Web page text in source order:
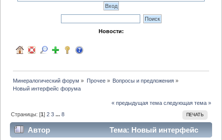
Новости:
Минералогический форум » Прочее» Вопросы и предложения»
Новый интерфейс форума
« предыдущая тема следующая тема »
ПЕЧАТЬ
Страницы: [1]2 3 ...8
Автор
Тема: Новый интерфейс